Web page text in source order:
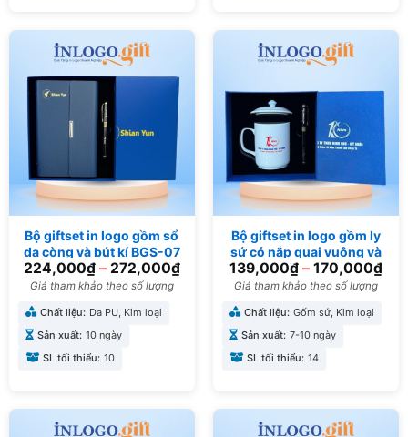
Bộ giftset in logo gồm sổ
da còng và bút kí BGS-07
224,000₫– 272,000₫
Giá tham khảo theo số lượng
Chất liệu: Da PU, Kim loại
Sản xuất: 10 ngày
SL tối thiểu: 10
Bộ giftset in logo gồm ly
sứ có nắp quai vuông và
bút ký BGS-11
139,000₫ –170,000₫
Giá tham khảo theo số lượng
Chất liệu: Gốm sứ, Kim loại
Sản xuất: 7-10 ngày
SL tối thiểu: 14